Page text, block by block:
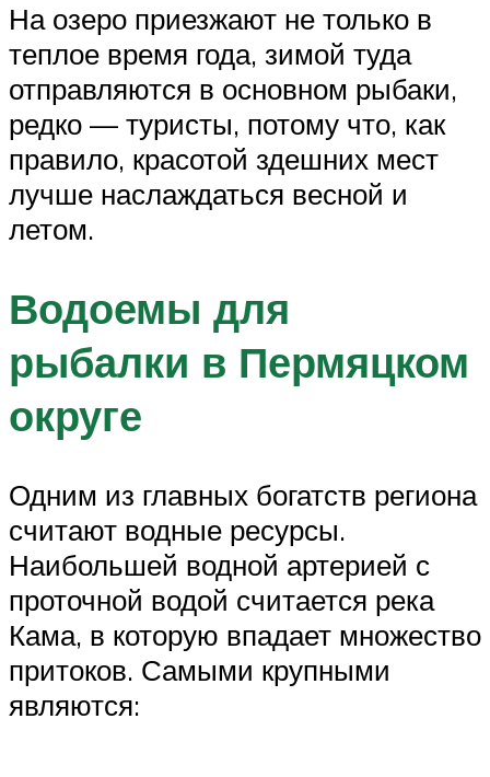
На озеро приезжают не только в
теплое время года, зимой туда
отправляются в основном рыбаки,
редко — туристы, потому что, как
правило, красотой здешних мест
лучше наслаждаться весной и
летом.
Водоемы для
рыбалки в Пермяцком
округе
Одним из главных богатств региона
считают водные ресурсы.
Наибольшей водной артерией с
проточной водой считается река
Кама, в которую впадает множество
притоков. Самыми крупными
являются: